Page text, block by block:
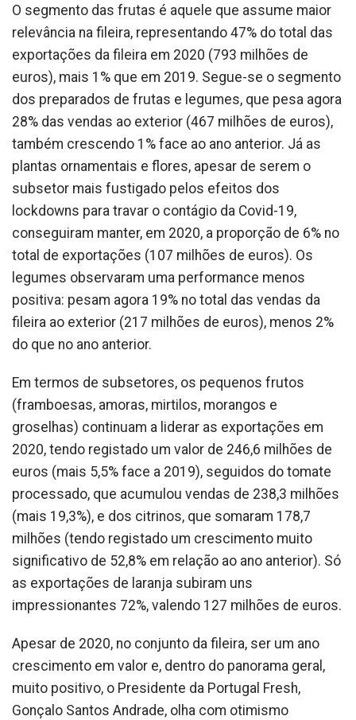
O segmento das frutas é aquele que assume maior
relevância na fileira, representando 47% do total das
exportações da fileira em 2020 (793 milhões de
euros), mais 1% que em 2019. Segue-se o segmento
dos preparados de frutas e legumes, que pesa agora
28% das vendas ao exterior (467 milhões de euros),
também crescendo 1% face ao ano anterior. Já as
plantas ornamentais e flores, apesar de serem o
subsetor mais fustigado pelos efeitos dos
lockdowns para travar o contágio da Covid-19,
conseguiram manter, em 2020, a proporção de 6% no
total de exportações (107 milhões de euros). Os
legumes observaram uma performance menos
positiva: pesam agora 19% no total das vendas da
fileira ao exterior (217 milhões de euros), menos 2%
do que no ano anterior.
Em termos de subsetores, os pequenos frutos
(framboesas, amoras, mirtilos, morangos e
groselhas) continuam a liderar as exportações em
2020, tendo registado um valor de 246,6 milhões de
euros (mais 5,5% face a 2019), seguidos do tomate
processado, que acumulou vendas de 238,3 milhões
(mais 19,3%), e dos citrinos, que somaram 178,7
milhões (tendo registado um crescimento muito
significativo de 52,8% em relação ao ano anterior). Só
as exportações de laranja subiram uns
impressionantes 72%, valendo 127 milhões de euros.
Apesar de 2020, no conjunto da fileira, ser um ano
crescimento em valor e, dentro do panorama geral,
muito positivo, o Presidente da Portugal Fresh,
Gonçalo Santos Andrade, olha com otimismo